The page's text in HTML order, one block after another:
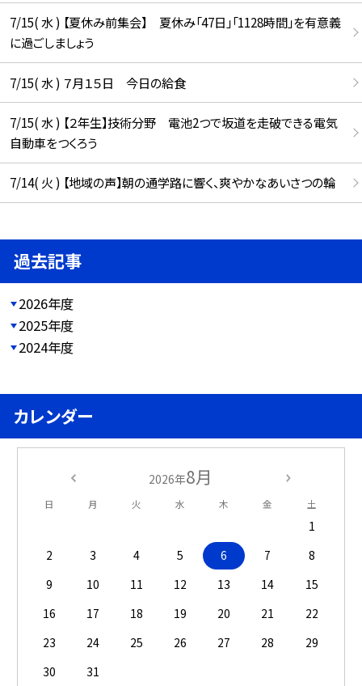
7/15( 水 ) 【夏休み前集会】 夏休み「47日」「1128時間」を有意義
に過ごしましょう
7/15( 水 ) ７月１５日 今日の給食
7/15( 水 ) 【２年生】技術分野 電池2つで坂道を走破できる電気
自動車をつくろう
7/14( 火 ) 【地域の声】朝の通学路に響く、爽やかなあいさつの輪
過去記事
2026年度
2025年度
2024年度
カレンダー
2026年8月
日 月 火 水 木 金 土
1
2
3 4 5 6 7
8
9
10 11 12 13 14
15
16
17 18 19 20 21
22
23
24 25 26 27 28
29
30
31